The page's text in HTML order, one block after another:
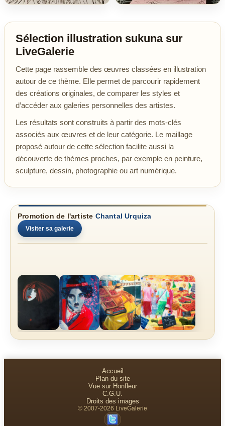
Sélection illustration sukuna sur
LiveGalerie
Cette page rassemble des œuvres classées en illustration
autour de ce thème. Elle permet de parcourir rapidement
des créations originales, de comparer les styles et
d’accéder aux galeries personnelles des artistes.
Les résultats sont construits à partir des mots-clés
associés aux œuvres et de leur catégorie. Le maillage
proposé autour de cette sélection facilite aussi la
découverte de thèmes proches, par exemple en peinture,
sculpture, dessin, photographie ou art numérique.
Promotion de l'artiste Chantal Urquiza
Visiter sa galerie
Accueil
Plan du site
Vue sur Honfleur
C.G.U.
Droits des images
© 2007-2026 LiveGalerie